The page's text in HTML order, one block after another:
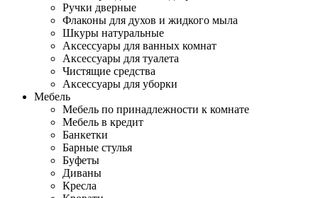
Ручки дверные
Флаконы для духов и жидкого мыла
Шкуры натуральные
Аксессуары для ванных комнат
Аксессуары для туалета
Чистящие средства
Аксессуары для уборки
Мебель
Мебель по принадлежности к комнате
Мебель в кредит
Банкетки
Барные стулья
Буфеты
Диваны
Кресла